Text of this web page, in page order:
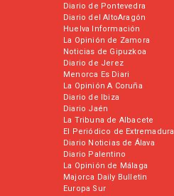
Diario de Pontevedra
Diario del AltoAragón
Huelva Información
La Opinión de Zamora
Noticias de Gipuzkoa
Diario de Jerez
Menorca Es Diari
La Opinión A Coruña
Diario de Ibiza
Diario Jaén
La Tribuna de Albacete
El Periódico de Extremadura
Diario Noticias de Álava
Diario Palentino
La Opinión de Málaga
Majorca Daily Bulletin
Europa Sur